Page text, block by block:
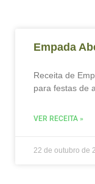
Empada
Receita de
para festas de
VER RECEITA »
22 de outubro de